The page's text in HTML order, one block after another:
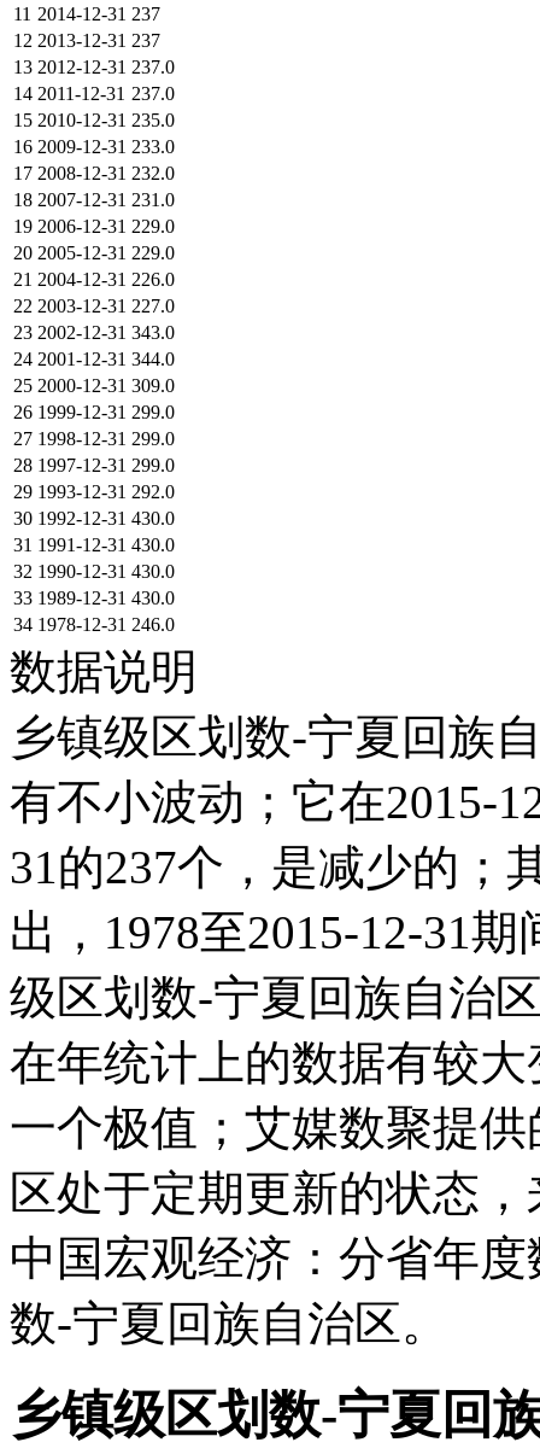
11 2014-12-31 237
12 2013-12-31 237
13 2012-12-31 237.0
14 2011-12-31 237.0
15 2010-12-31 235.0
16 2009-12-31 233.0
17 2008-12-31 232.0
18 2007-12-31 231.0
19 2006-12-31 229.0
20 2005-12-31 229.0
21 2004-12-31 226.0
22 2003-12-31 227.0
23 2002-12-31 343.0
24 2001-12-31 344.0
25 2000-12-31 309.0
26 1999-12-31 299.0
27 1998-12-31 299.0
28 1997-12-31 299.0
29 1993-12-31 292.0
30 1992-12-31 430.0
31 1991-12-31 430.0
32 1990-12-31 430.0
33 1989-12-31 430.0
34 1978-12-31 246.0
数据说明
乡镇级区划数-宁夏回族
有不小波动；它在2015-
31的237个，是减少的；
出，1978至2015-12-31
级区划数-宁夏回族自治
在年统计上的数据有较
一个极值；艾媒数聚提
区处于定期更新的状态
中国宏观经济：分省年
数-宁夏回族自治区。
乡镇级区划数-宁夏回